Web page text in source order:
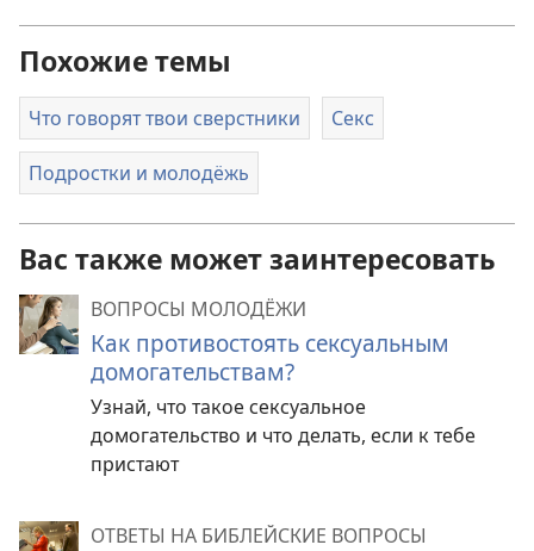
Похожие темы
Что говорят твои сверстники Секс
Подростки и молодёжь
Вас также может заинтересовать
ВОПРОСЫ МОЛОДЁЖИ
Как противостоять сексуальным
домогательствам?
Узнай, что такое сексуальное
домогательство и что делать, если к тебе
пристают
ОТВЕТЫ НА БИБЛЕЙСКИЕ ВОПРОСЫ